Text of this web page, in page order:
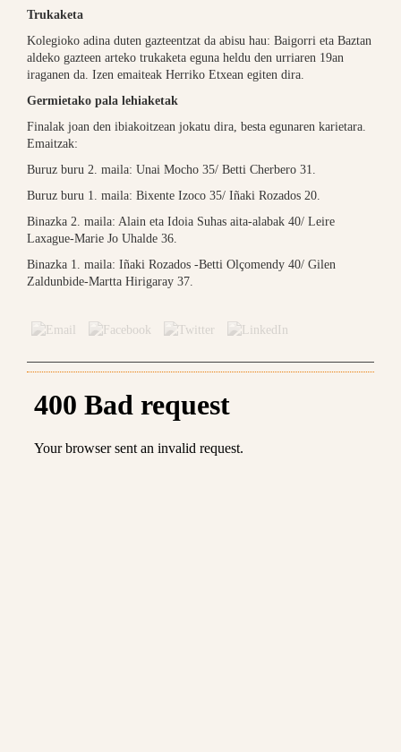
Trukaketa
Kolegioko adina duten gazteentzat da abisu hau: Baigorri eta Baztan
aldeko gazteen arteko trukaketa eguna heldu den urriaren 19an
iraganen da. Izen emaiteak Herriko Etxean egiten dira.
Germietako pala lehiaketak
Finalak joan den ibiakoitzean jokatu dira, besta egunaren karietara.
Emaitzak:
Buruz buru 2. maila: Unai Mocho 35/ Betti Cherbero 31.
Buruz buru 1. maila: Bixente Izoco 35/ Iñaki Rozados 20.
Binazka 2. maila: Alain eta Idoia Suhas aita-alabak 40/ Leire
Laxague-Marie Jo Uhalde 36.
Binazka 1. maila: Iñaki Rozados -Betti Olçomendy 40/ Gilen
Zaldunbide-Martta Hirigaray 37.